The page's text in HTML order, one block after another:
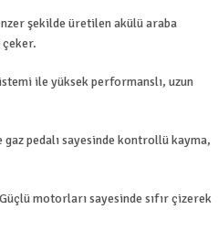
şekilde üretilen akülü araba
çeker.
ile yüksek performanslı, uzun
pedalı sayesinde kontrollü kayma,
Güçlü motorları sayesinde sıfır çizerek